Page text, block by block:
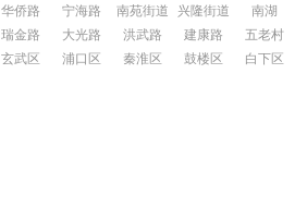
华侨路 宁海路 南苑街道 兴隆街道
南湖
瑞金路 大光路 洪武路 建康路
五老村
玄武区 浦口区 秦淮区 鼓楼区 白下区